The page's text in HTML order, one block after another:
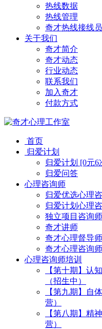
热线数据
热线管理
奇才热线接线员
关于我们
奇才简介
奇才动态
行业动态
联系我们
加入奇才
付款方式
首页
归爱计划
归爱计划 [0元6
归爱问答
心理咨询师
归爱优选心理
归爱计划心理
独立项目咨询师
奇才讲师
奇才心理督导师
奇才心理咨询师
心理咨询师培训
【第十期】认
（招生中）
【第九期】自
营）
【第八期】精
营）